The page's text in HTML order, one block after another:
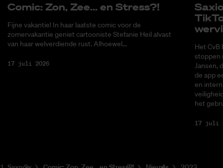
Co­mic: Zon, Zee... en Stress?!
Fijne vakantie! In haar laatste comic voor de
zomervakantie geniet cartooniste Stefanie Heil alvast
van haar welverdiende rust. Alhoewel...
17 juli 2026
Het CvB
stoppen
Jansen,
de app
en
het
17 juli